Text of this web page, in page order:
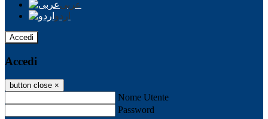
عربى
اردو
Accedi
Accedi
button close ×
Nome Utente
Password